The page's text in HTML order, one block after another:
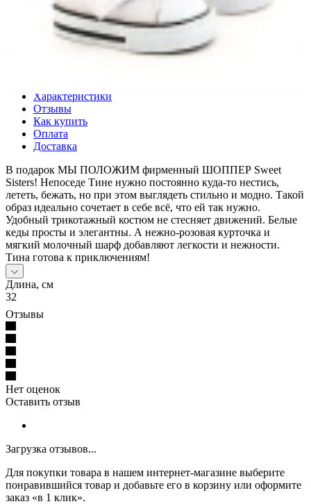
Цена действительна только для интернет-магазина и может отличаться от цен
в розничных магазинах
Характеристики
Отзывы
Как купить
Оплата
Доставка
В подарок МЫ ПОЛОЖИМ фирменный ШОППЕР Sweet
Sisters! Непоседе Тине нужно постоянно куда-то нестись,
лететь, бежать, но при этом выглядеть стильно и модно. Такой
образ идеально сочетает в себе всё, что ей так нужно.
Удобный трикотажный костюм не стесняет движений. Белые
кеды просты и элегантны. А нежно-розовая курточка и
мягкий молочный шарф добавляют легкости и нежности.
Тина готова к приключениям!
Длина, см
32
Отзывы
Нет оценок
Оставить отзыв
Загрузка отзывов...
Для покупки товара в нашем интернет-магазине выберите
понравившийся товар и добавьте его в корзину или оформите
заказ «в 1 клик».